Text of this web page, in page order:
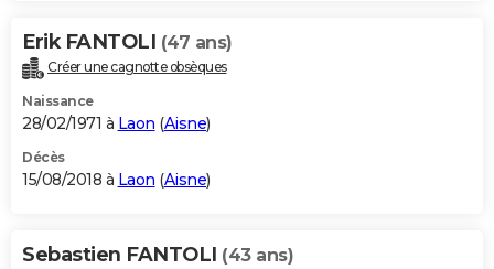
Erik FANTOLI (47 ans)
Créer une cagnotte obsèques
Naissance
28/02/1971 à Laon (Aisne)
Décès
15/08/2018 à Laon (Aisne)
Sebastien FANTOLI (43 ans)